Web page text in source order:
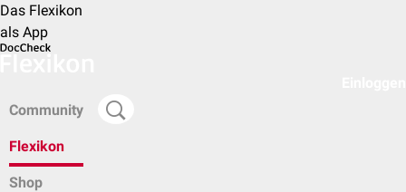
Das Flexikon
als App
Community
Flexikon
Shop